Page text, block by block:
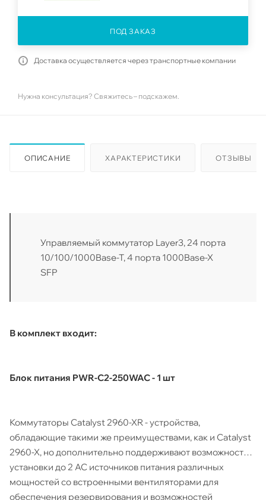
ПОД ЗАКАЗ
Доставка осуществляется через транспортные компании
Нужна консультация? Свяжитесь – подскажем.
ОПИСАНИЕ ХАРАКТЕРИСТИКИ ОТЗЫВЫ
Управляемый коммутатор Layer3, 24 порта
10/100/1000Base-T, 4 порта 1000Base-X
SFP
В комплект входит:
Блок питания PWR-C2-250WAC - 1 шт
Коммутаторы Catalyst 2960-XR - устройства,
обладающие такими же преимуществами, как и Catalyst
2960-X, но дополнительно поддерживают возможность
установки до 2 AC источников питания различных
мощностей со встроенными вентиляторами для
обеспечения резервирования и возможностей